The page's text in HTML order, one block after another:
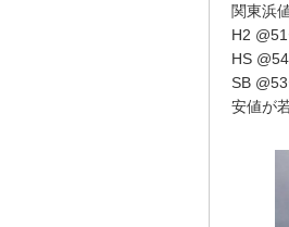
関東浜
H2
HS
SB
安値が